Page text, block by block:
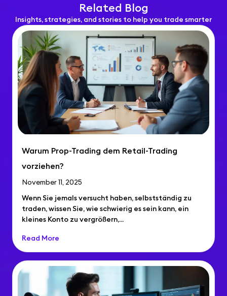
Related Blog
Insights, strategies, and stories to help you trade smarter
Warum Prop-Trading dem Retail-Trading
vorziehen?
November 11, 2025
Wenn Sie jemals versucht haben, selbstständig zu
traden, wissen Sie, wie schwierig es sein kann, ein
kleines Konto zu vergrößern,...
Read More